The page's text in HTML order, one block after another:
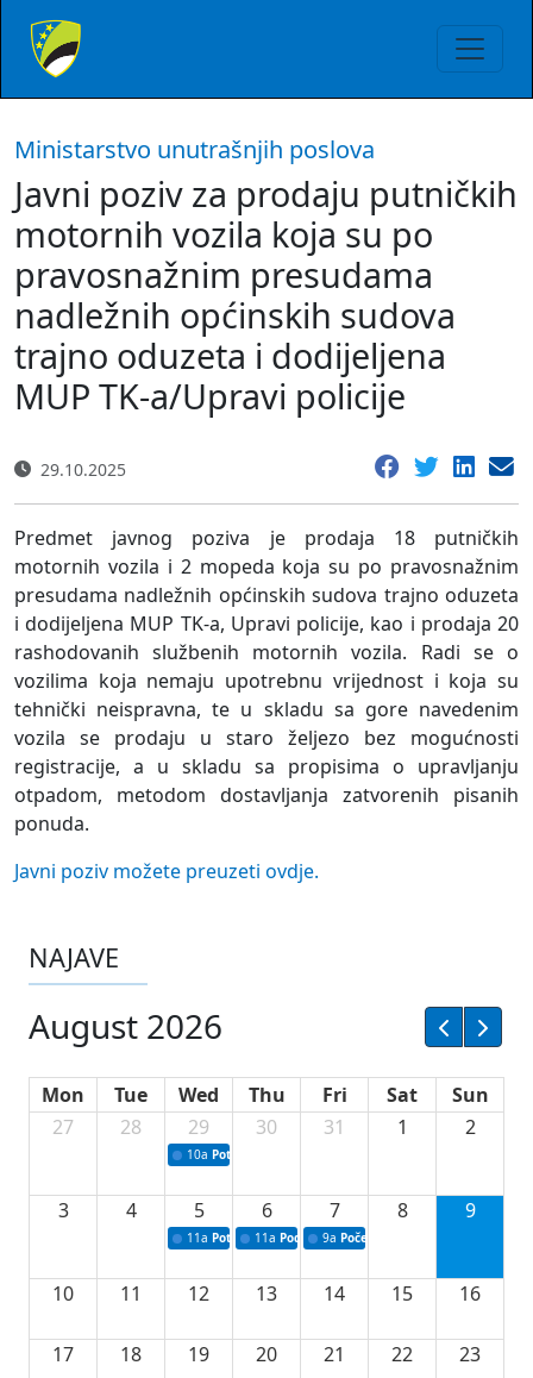
Ministarstvo unutrašnjih poslova
Javni poziv za prodaju putničkih
motornih vozila koja su po
pravosnažnim presudama
nadležnih općinskih sudova
trajno oduzeta i dodijeljena
MUP TK-a/Upravi policije
29.10.2025
Predmet javnog poziva je prodaja 18 putničkih
motornih vozila i 2 mopeda koja su po pravosnažnim
presudama nadležnih općinskih sudova trajno oduzeta
i dodijeljena MUP TK-a, Upravi policije, kao i prodaja 20
rashodovanih službenih motornih vozila. Radi se o
vozilima koja nemaju upotrebnu vrijednost i koja su
tehnički neispravna, te u skladu sa gore navedenim
vozila se prodaju u staro željezo bez mogućnosti
registracije, a u skladu sa propisima o upravljanju
otpadom, metodom dostavljanja zatvorenih pisanih
ponuda.
Javni poziv možete preuzeti ovdje.
NAJAVE
August 2026
Mon Tue Wed Thu Fri Sat
Sun
27
28 29
10a Potpisivanje ugovora sa neprofitnim
30 31 1 2
3 4 5
11a Potpisivanje ugovora o stipendijama za
6
11a Podrška razvoju vodne infrastrukture u
7
9a Početak izgradnje nove
8 9
10 11 12 13 14 15 16
17 18 19 20 21 22 23